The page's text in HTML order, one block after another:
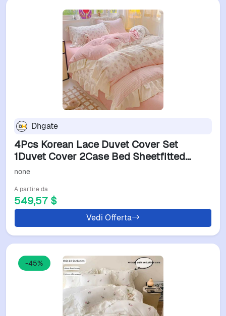
Dhgate
4Pcs Korean Lace Duvet Cover Set
1Duvet Cover 2Case Bed Sheetfitted
Sheet Pink Checkered Print Bedding Set
none
A partire da
549,57 $
Vedi Offerta
-45%